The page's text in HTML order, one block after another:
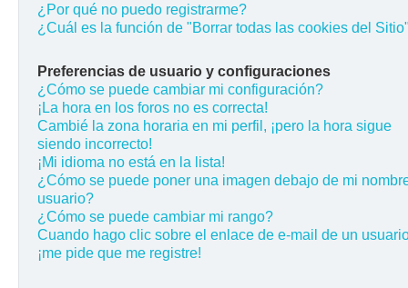
¿Por qué no puedo registrarme?
¿Cuál es la función de "Borrar todas las cookies del
Preferencias de usuario y configuraciones
¿Cómo se puede cambiar mi configuración?
¡La hora en los foros no es correcta!
Cambié la zona horaria en mi perfil, ¡pero la hora sigue
siendo incorrecto!
¡Mi idioma no está en la lista!
¿Cómo se puede poner una imagen debajo de mi
usuario?
¿Cómo se puede cambiar mi rango?
Cuando hago clic sobre el enlace de e-mail de un
¡me pide que me registre!